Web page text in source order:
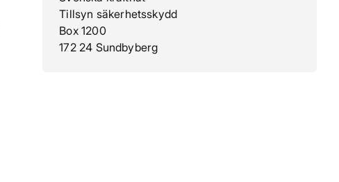
Tillsyn säkerhetsskydd
Box 1200
172 24 Sundbyberg